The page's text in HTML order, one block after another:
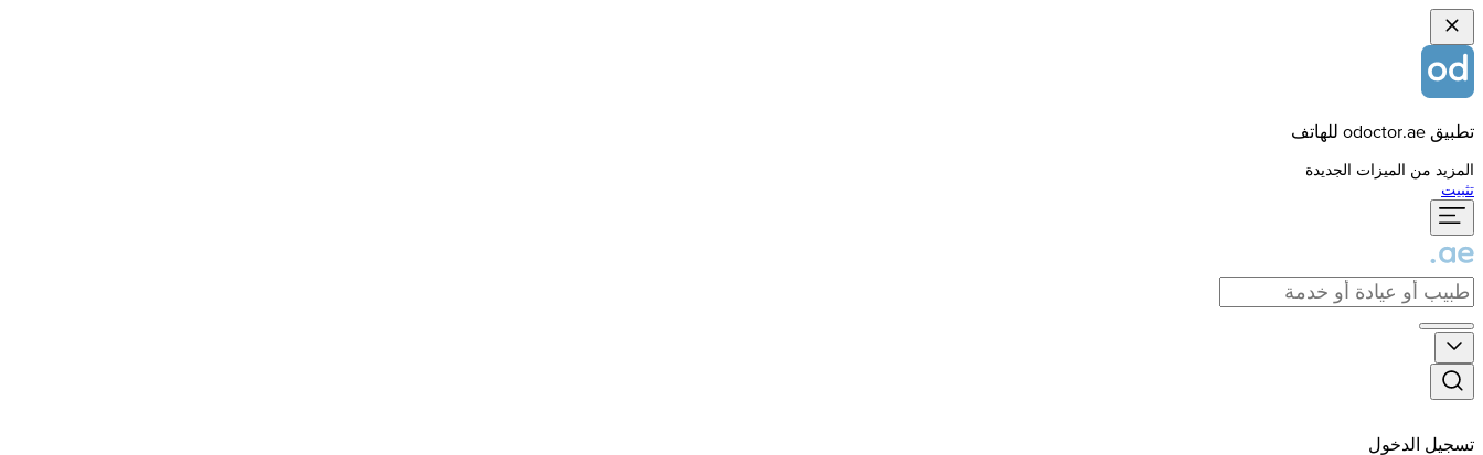
تطبيق odoctor.ae للهاتف
المزيد من الميزات الجديدة
تثبيت
تسجيل الدخول